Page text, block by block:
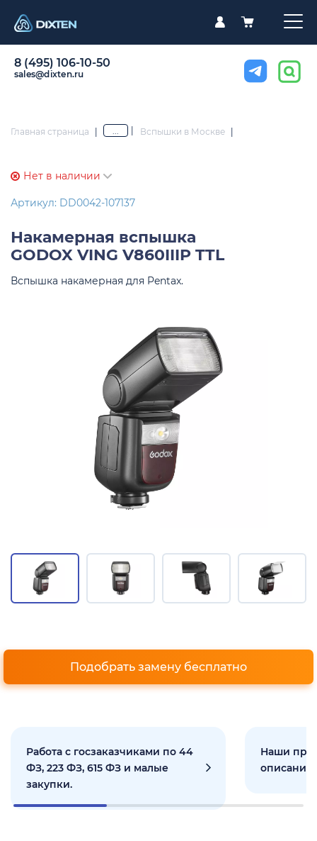
8 (495) 106-10-50
sales@dixten.ru
Главная страница | ... Вспышки в Москве |
Нет в наличии
Артикул: DD0042-107137
Накамерная вспышка
GODOX VING V860IIIP TTL
Вспышка накамерная для Pentax.
Подобрать замену бесплатно
Работа с госзаказчиками по 44
ФЗ, 223 ФЗ, 615 ФЗ и малые
закупки.
Наши